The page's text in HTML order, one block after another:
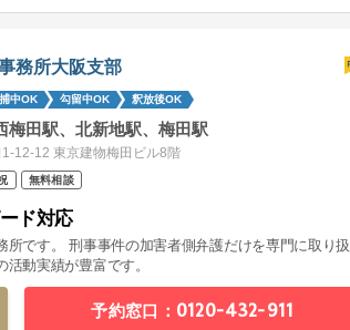
務所大阪支部
中OK 勾留中OK 釈放後OK
梅田駅、北新地駅、梅田駅
12-12 東京建物梅田ビル8階
無料相談
ド対応
です。 刑事事件の加害者側弁護だけを専門に取り扱
動実績が豊富です。
予約窓口：0120-432-911